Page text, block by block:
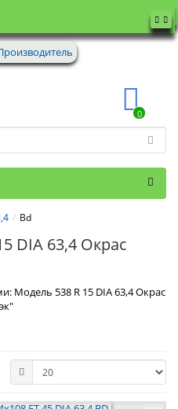
0
Bd
DIA 63,4 Окрас
Модель 538 R 15 DIA 63,4 Окрас